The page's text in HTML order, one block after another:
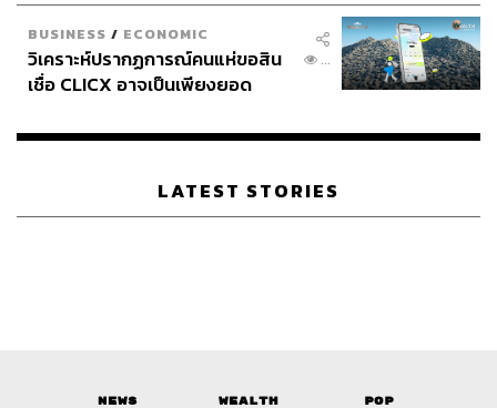
BUSINESS / ECONOMIC
วิเคราะห์ปรากฏการณ์คนแห่ขอสิน
เชื่อ CLICX อาจเป็นเพียงยอด
เรือนไทยที่ถูกซุกไว้
...
LATEST STORIES
News Wealth Pop